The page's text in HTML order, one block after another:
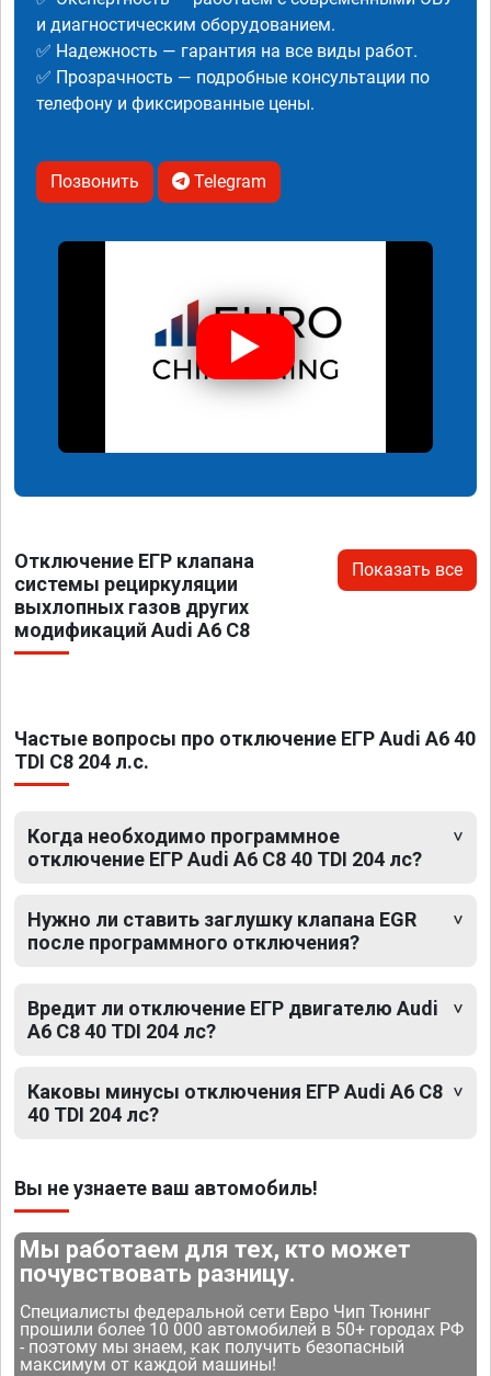
и диагностическим оборудованием.
✅ Надежность — гарантия на все виды работ.
✅ Прозрачность — подробные консультации по
телефону и фиксированные цены.
Позвонить Telegram
Отключение ЕГР клапана
системы рециркуляции
выхлопных газов других
модификаций Audi A6 C8
Показать все
Частые вопросы про отключение ЕГР Audi A6 40
TDI C8 204 л.с.
Когда необходимо программное
отключение ЕГР Audi A6 C8 40 TDI 204 лс?
Нужно ли ставить заглушку клапана EGR
после программного отключения?
Вредит ли отключение ЕГР двигателю Audi
A6 C8 40 TDI 204 лс?
Каковы минусы отключения ЕГР Audi A6 C8
40 TDI 204 лс?
Вы не узнаете ваш автомобиль!
Мы работаем для тех, кто может
почувствовать разницу.
Специалисты федеральной сети Евро Чип Тюнинг
прошили более 10 000 автомобилей в 50+ городах РФ
- поэтому мы знаем, как получить безопасный
максимум от каждой машины!